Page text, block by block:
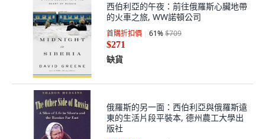
西伯利亞的午夜：前往俄羅斯心臟地帶
的火車之旅, WW諾頓公司
首購折扣價 61%$709
$271
缺貨
俄羅斯的另一面：西伯利亞與俄羅斯遠
東的生活片段平裝本, 德州農工大學出
版社